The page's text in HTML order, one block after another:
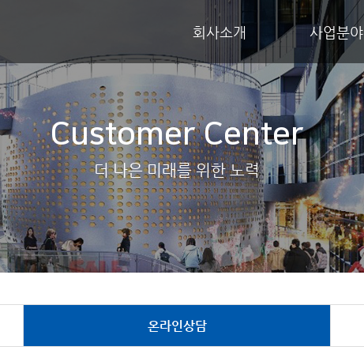
회사소개 사업분야
Customer Center
더 나은 미래를 위한 노력
온라인상담